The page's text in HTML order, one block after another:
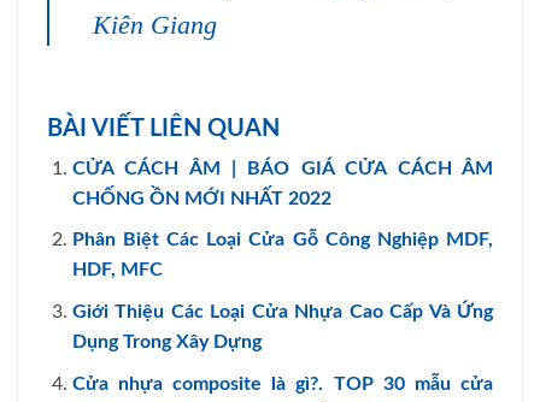
Kiên Giang
BÀI VIẾT LIÊN QUAN
CỬA CÁCH ÂM | BÁO GIÁ CỬA CÁCH ÂM
CHỐNG ỒN MỚI NHẤT 2022
Phân Biệt Các Loại Cửa Gỗ Công Nghiệp MDF,
HDF, MFC
Giới Thiệu Các Loại Cửa Nhựa Cao Cấp Và Ứng
Dụng Trong Xây Dựng
Cửa nhựa composite là gì?. TOP 30 mẫu cửa